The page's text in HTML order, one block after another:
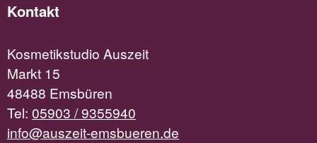
Kontakt
Kosmetikstudio Auszeit
Markt 15
48488 Emsbüren
Tel: 05903 / 9355940
info@auszeit-emsbueren.de